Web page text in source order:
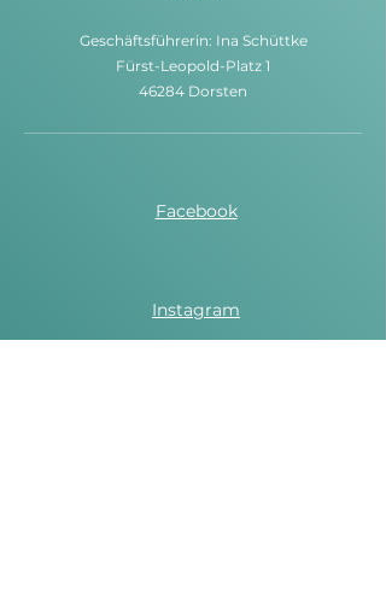
Geschäftsführerin: Ina Schüttke
Fürst-Leopold-Platz 1
46284 Dorsten
Facebook
Instagram